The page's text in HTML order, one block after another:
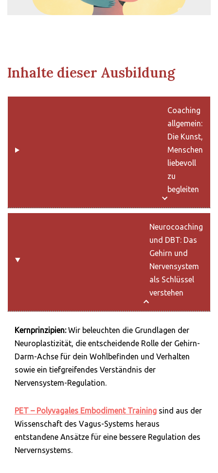
Inhalte dieser Ausbildung
Coaching
allgemein:
Die Kunst,
Menschen
liebevoll
zu
begleiten
Neurocoaching
und DBT: Das
Gehirn und
Nervensystem
als Schlüssel
verstehen
Kernprinzipien:Wir beleuchten die Grundlagen der
Neuroplastizität, die entscheidende Rolle der Gehirn-
Darm-Achse für dein Wohlbefinden und Verhalten
sowie ein tiefgreifendes Verständnis der
Nervensystem-Regulation.
PET – Polyvagales Embodiment Training sind aus der
Wissenschaft des Vagus-Systems heraus
entstandene Ansätze für eine bessere Regulation des
Nervernsystems.